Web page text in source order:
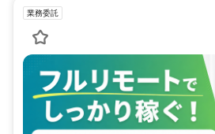
業務委託